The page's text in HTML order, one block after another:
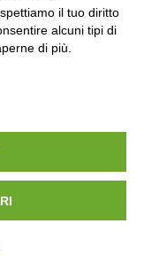
All rights reserved.
il tuo diritto
alcuni tipi di
di più.